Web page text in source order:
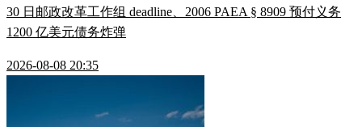
30 日邮政改革工作组 deadline、2006 PAEA § 8909 预付义务
1200 亿美元债务炸弹
2026-08-08 20:35